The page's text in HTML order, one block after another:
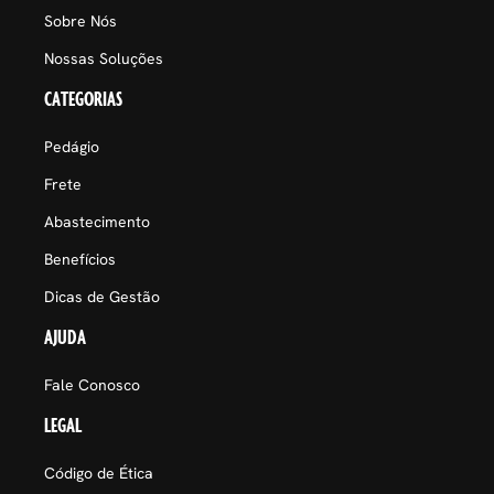
Sobre Nós
Nossas Soluções
CATEGORIAS
Pedágio
Frete
Abastecimento
Benefícios
Dicas de Gestão
AJUDA
Fale Conosco
LEGAL
Código de Ética